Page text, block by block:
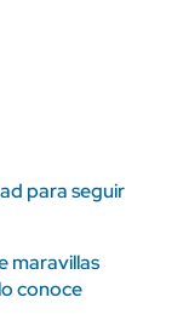
para seguir
maravillas
conoce